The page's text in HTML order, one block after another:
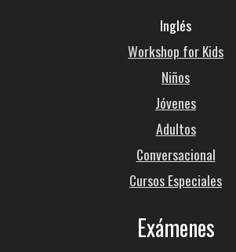
Inglés
Workshop for Kids
Niños
Jóvenes
Adultos
Conversacional
Cursos Especiales
Exámenes